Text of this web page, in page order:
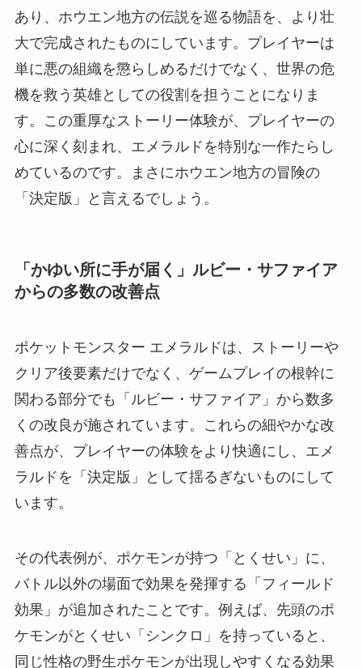
あり、ホウエン地方の伝説を巡る物語を、より壮
大で完成されたものにしています。プレイヤーは
単に悪の組織を懲らしめるだけでなく、世界の危
機を救う英雄としての役割を担うことになりま
す。この重厚なストーリー体験が、プレイヤーの
心に深く刻まれ、エメラルドを特別な一作たらし
めているのです。まさにホウエン地方の冒険の
「決定版」と言えるでしょう。
「かゆい所に手が届く」ルビー・サファイア
からの多数の改善点
ポケットモンスター エメラルドは、ストーリーや
クリア後要素だけでなく、ゲームプレイの根幹に
関わる部分でも「ルビー・サファイア」から数多
くの改良が施されています。これらの細やかな改
善点が、プレイヤーの体験をより快適にし、エメ
ラルドを「決定版」として揺るぎないものにして
います。
その代表例が、ポケモンが持つ「とくせい」に、
バトル以外の場面で効果を発揮する「フィールド
効果」が追加されたことです。例えば、先頭のポ
ケモンがとくせい「シンクロ」を持っていると、
同じ性格の野生ポケモンが出現しやすくなる効果